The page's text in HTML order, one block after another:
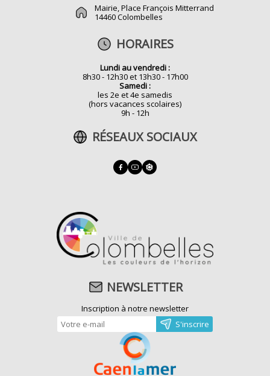
Mairie, Place François Mitterrand
14460 Colombelles
HORAIRES
Lundi au vendredi :
8h30 - 12h30 et 13h30 - 17h00
Samedi :
les 2e et 4e samedis
(hors vacances scolaires)
9h - 12h
RÉSEAUX SOCIAUX
NEWSLETTER
Inscription à notre newsletter